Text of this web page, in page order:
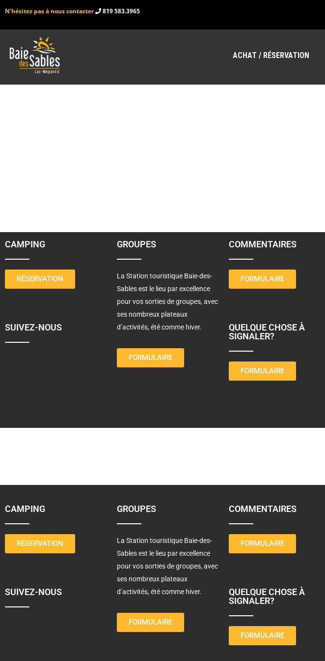
N’hésitez pas à nous contacter 819 583.3965
ACHAT / RÉSERVATION
CAMPING
RÉSERVATION
SUIVEZ-NOUS
GROUPES
La Station touristique Baie-des-
Sables est le lieu par excellence
pour vos sorties de groupes, avec
ses nombreux plateaux
d’activités, été comme hiver.
FORMULAIRE
COMMENTAIRES
FORMULAIRE
QUELQUE CHOSE À
SIGNALER?
FORMULAIRE
CAMPING
RÉSERVATION
SUIVEZ-NOUS
GROUPES
La Station touristique Baie-des-
Sables est le lieu par excellence
pour vos sorties de groupes, avec
ses nombreux plateaux
d’activités, été comme hiver.
FORMULAIRE
COMMENTAIRES
FORMULAIRE
QUELQUE CHOSE À
SIGNALER?
FORMULAIRE